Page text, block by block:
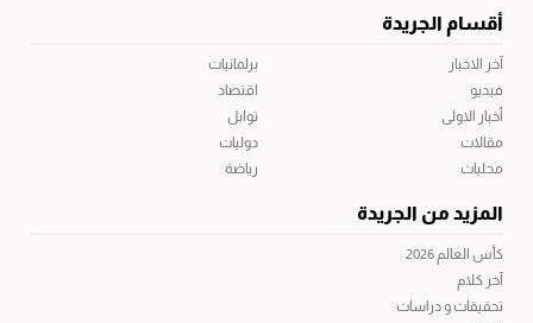
أقسام الجريدة
آخر الاخبار
فيديو
أخبار الاولى
مقالات
محليات
برلمانيات
اقتصاد
توابل
دوليات
رياضة
المزيد من الجريدة
كأس العالم 2026
آخر كلام
تحقيقات و دراسات